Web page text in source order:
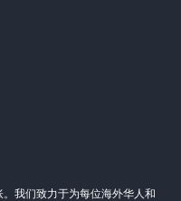
我们致力于为每位海外华人和